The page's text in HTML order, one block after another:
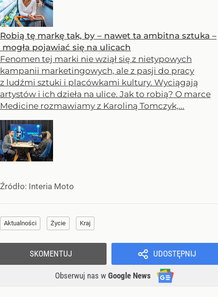
Robią tę markę tak, by – nawet ta ambitna sztuka –
mogła pojawiać się na ulicach
Fenomen tej marki nie wziął się z nietypowych
kampanii marketingowych, ale z pasji do pracy
z ludźmi sztuki i placówkami kultury. Wyciągają
artystów i ich dzieła na ulice. Jak to robią? O marce
Medicine rozmawiamy z Karoliną Tomczyk,...
Źródło: Interia Moto
Aktualności Życie Kraj
UDOSTĘPNIJ
Obserwuj nas w Google News
SKOMENTUJ